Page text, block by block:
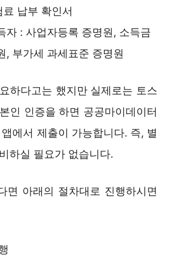
료 납부 확인서
자 : 사업자등록 증명원, 소득금
, 부가세 과세표준 증명원
하다고는 했지만 실제로는 토스
인 인증을 하면 공공마이데이터
에서 제출이 가능합니다. 즉, 별
하실 필요가 없습니다.
면 아래의 절차대로 진행하시면